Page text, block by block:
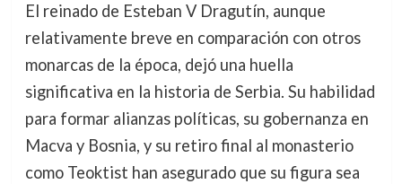
El reinado de Esteban V Dragutín, aunque
relativamente breve en comparación con otros
monarcas de la época, dejó una huella
significativa en la historia de Serbia. Su habilidad
para formar alianzas políticas, su gobernanza en
Macva y Bosnia, y su retiro final al monasterio
como Teoktist han asegurado que su figura sea